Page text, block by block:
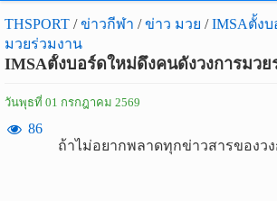
THSPORT / ข่าวกีฬา / ข่าว มวย / IMSAตั้ง
มวยร่วมงาน
IMSAตั้งบอร์ดใหม่ดึงคนดังวงการมวย
วันพุธที่ 01 กรกฎาคม 2569
86
ถ้าไม่อยากพลาดทุกข่าวสารของว
เข้าสู่ระบบ
เข้าสู่ระบบด้วย facebook
สมัคร
สมาชิก